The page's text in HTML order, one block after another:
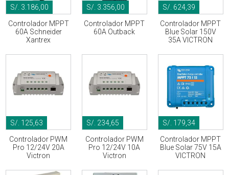
S/. 3.186,00
Controlador MPPT
60A Schneider
Xantrex
S/. 3.356,00
Controlador MPPT
60A Outback
S/. 624,39
Controlador MPPT
Blue Solar 150V
35A VICTRON
S/. 125,63
Controlador PWM
Pro 12/24V 20A
Victron
S/. 234,65
Controlador PWM
Pro 12/24V 10A
Victron
S/. 179,34
Controlador MPPT
Blue Solar 75V 15A
VICTRON